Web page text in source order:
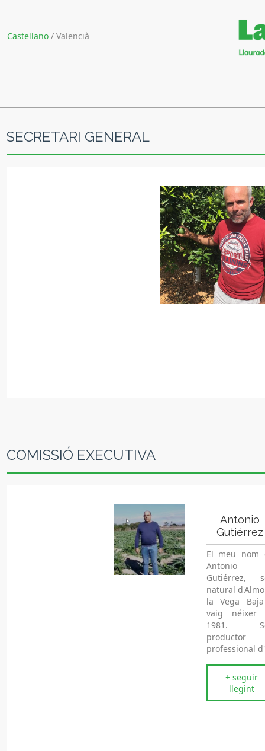
Castellano / Valencià
SECRETARI GENERAL
COMISSIÓ EXECUTIVA
Antonio
Gutiérrez
El meu nom
Antonio
Gutiérrez,
natural
la Vega
vaig néixer
1981.
productor
professional
+ seguir
llegint